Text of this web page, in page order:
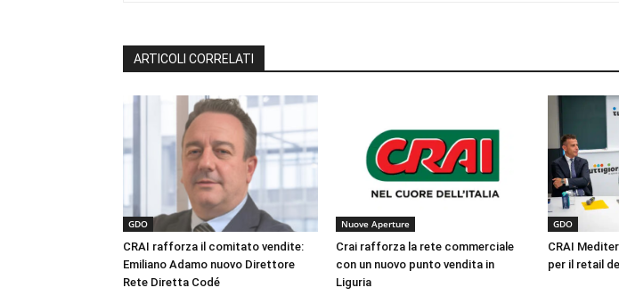
ARTICOLI CORRELATI
GDO
CRAI rafforza il comitato vendite:
Emiliano Adamo nuovo Direttore
Rete Diretta Codé
Nuove Aperture
Crai rafforza la rete commerciale
con un nuovo punto vendita in
Liguria
GDO
CRAI
per il retail